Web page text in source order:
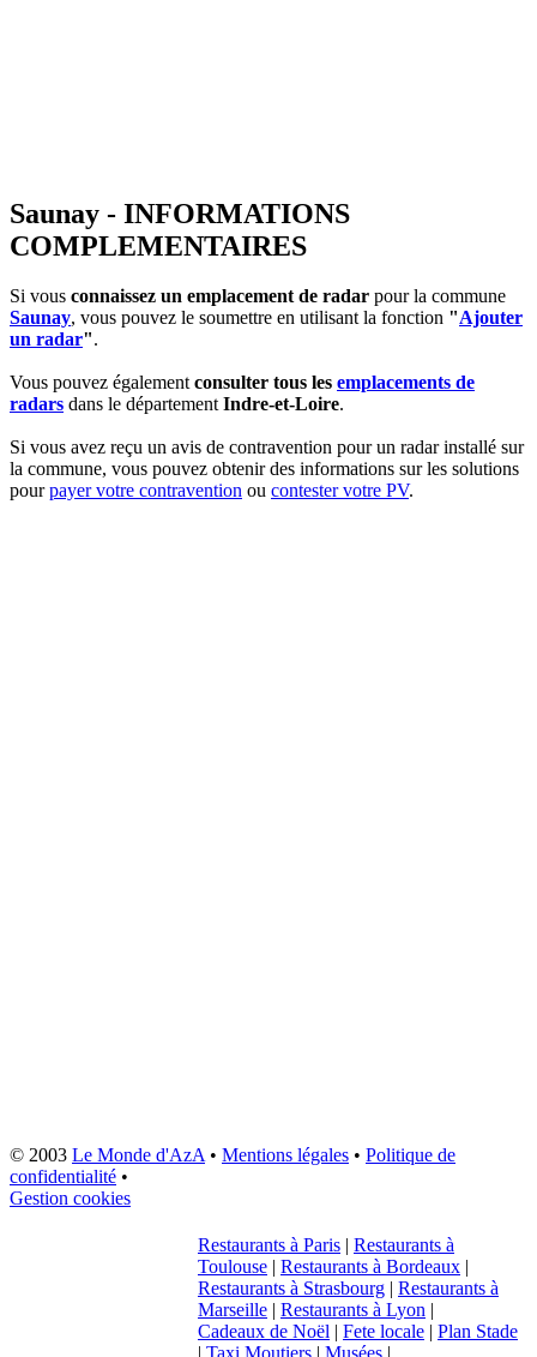
Saunay - INFORMATIONS
COMPLEMENTAIRES
Si vous connaissez un emplacement de radar pour la commune
Saunay, vous pouvez le soumettre en utilisant la fonction "Ajouter
un radar".
Vous pouvez égalementconsulter tous les emplacements de
radars dans le départementIndre-et-Loire.
Si vous avez reçu un avis de contravention pour un radar installé sur
la commune, vous pouvez obtenir des informations sur les solutions
pourpayer votre contravention ou contester votre PV.
© 2003 Le Monde d'AzA• Mentions légales • Politique de
confidentialité •
Gestion cookies
Restaurants à Paris | Restaurants à
Toulouse | Restaurants à Bordeaux |
Restaurants à Strasbourg | Restaurants à
Marseille | Restaurants à Lyon |
Cadeaux de Noël | Fete locale | Plan Stade